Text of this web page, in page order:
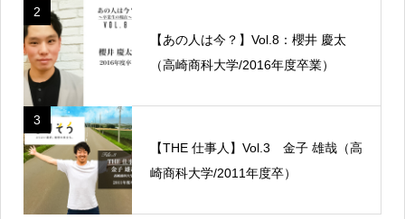
2
【あの人は今？】Vol.8：櫻井 慶太
（高崎商科大学/2016年度卒業）
3
【THE 仕事人】Vol.3 金子 雄哉（高
崎商科大学/2011年度卒）